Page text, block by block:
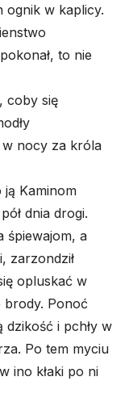
ognik w kaplicy.
to nie
coby się
nocy za króla
ją Kaminom
dnia drogi.
śpiewajom, a
zarzondził
opluskać w
brody. Ponoć
dzikość i pchły w
Po tem myciu
ino kłaki po ni